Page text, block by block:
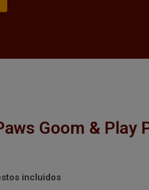
Goom & Play
incluidos